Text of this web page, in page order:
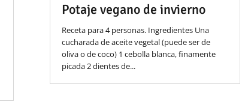
Potaje vegano de invierno
Receta para 4 personas. Ingredientes Una
cucharada de aceite vegetal (puede ser de
oliva o de coco) 1 cebolla blanca, finamente
picada 2 dientes de...